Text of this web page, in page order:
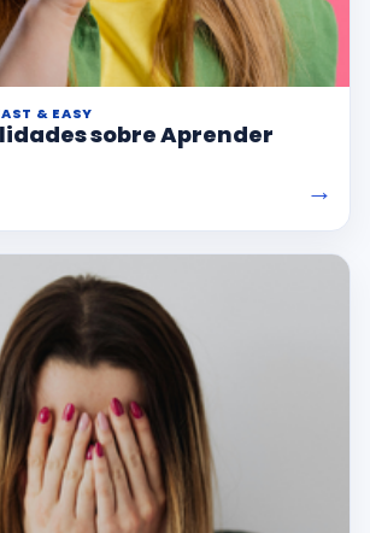
& EASY
sobre Aprender
→